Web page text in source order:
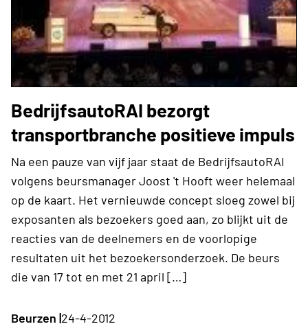
BedrijfsautoRAI bezorgt
transportbranche positieve impuls
Na een pauze van vijf jaar staat de BedrijfsautoRAI
volgens beursmanager Joost 't Hooft weer helemaal
op de kaart. Het vernieuwde concept sloeg zowel bij
exposanten als bezoekers goed aan, zo blijkt uit de
reacties van de deelnemers en de voorlopige
resultaten uit het bezoekersonderzoek. De beurs
die van 17 tot en met 21 april […]
Beurzen |24-4-2012